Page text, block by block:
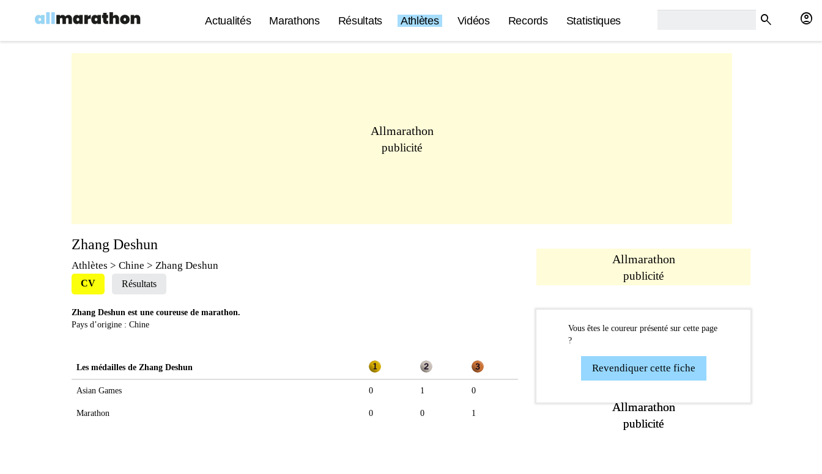
Actualités Marathons Résultats Athlètes Vidéos Records Statistiques search account_circle
Allmarathon
publicité
Zhang Deshun
Athlètes > Chine > Zhang Deshun
CV Résultats
Zhang Deshun est une coureuse de marathon.
Pays d’origine : Chine
Les médailles de Zhang Deshun
Asian Games 0 1 0
Marathon 0 0 1
Allmarathon
publicité
Vous êtes le coureur présenté sur cette page
?
Revendiquer cette fiche
Allmarathon
publicité
Allmarathon
publicité